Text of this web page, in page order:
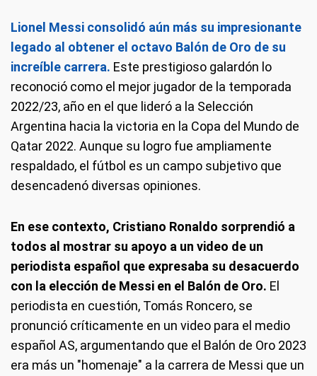
Lionel Messi consolidó aún más su impresionante
legado al obtener el octavo Balón de Oro de su
increíble carrera. Este prestigioso galardón lo
reconoció como el mejor jugador de la temporada
2022/23, año en el que lideró a la Selección
Argentina hacia la victoria en la Copa del Mundo de
Qatar 2022. Aunque su logro fue ampliamente
respaldado, el fútbol es un campo subjetivo que
desencadenó diversas opiniones.
En ese contexto, Cristiano Ronaldo sorprendió a
todos al mostrar su apoyo a un video de un
periodista español que expresaba su desacuerdo
con la elección de Messi en el Balón de Oro. El
periodista en cuestión, Tomás Roncero, se
pronunció críticamente en un video para el medio
español AS, argumentando que el Balón de Oro 2023
era más un "homenaje" a la carrera de Messi que un